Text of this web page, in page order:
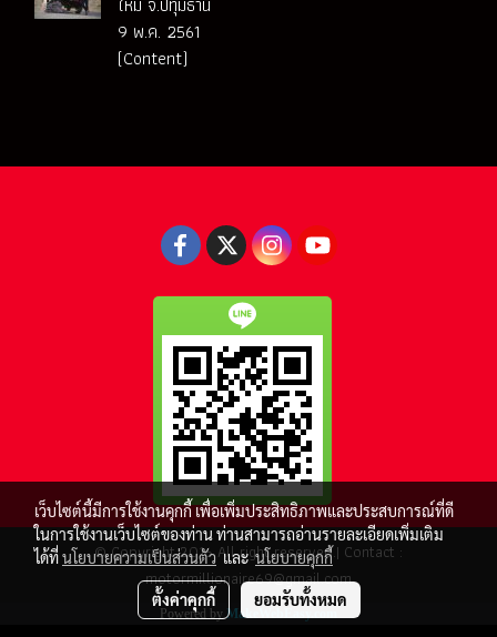
9 พ.ค. 2561
(Content)
© Copyright 2016 All right reserved.| Contact :
motormillionaire69@gmail.com
Powered by MakeWebEasy.com
เว็บไซต์นี้มีการใช้งานคุกกี้ เพื่อเพิ่มประสิทธิภาพและประสบการณ์ที่ดี
ในการใช้งานเว็บไซต์ของท่าน ท่านสามารถอ่านรายละเอียดเพิ่มเติม
ได้ที่นโยบายความเป็นส่วนตัวและนโยบายคุกกี้
ตั้งค่าคุกกี้ ยอมรับทั้งหมด